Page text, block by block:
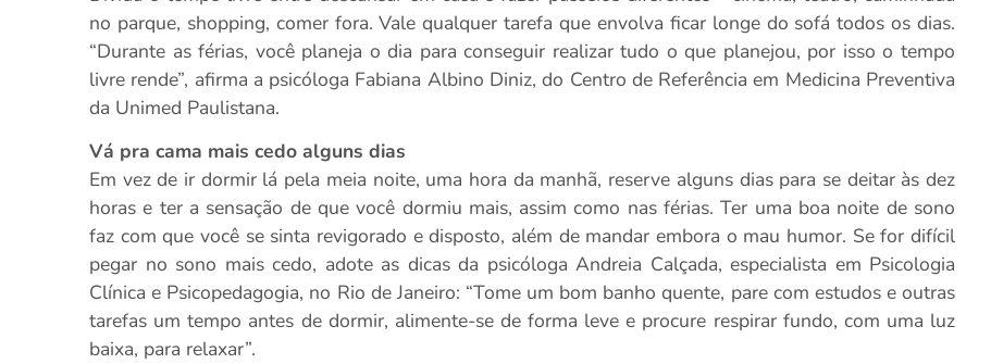
no parque, shopping, comer fora. Vale qualquer tarefa que envolva ficar longe do sofá todos os dias.
“Durante as férias, você planeja o dia para conseguir realizar tudo o que planejou, por isso o tempo
livre rende”, afirma a psicóloga Fabiana Albino Diniz, do Centro de Referência em Medicina Preventiva
da Unimed Paulistana.
Vá pra cama mais cedo alguns dias
Em vez de ir dormir lá pela meia noite, uma hora da manhã, reserve alguns dias para se deitar às dez
horas e ter a sensação de que você dormiu mais, assim como nas férias. Ter uma boa noite de sono
faz com que você se sinta revigorado e disposto, além de mandar embora o mau humor. Se for difícil
pegar no sono mais cedo, adote as dicas da psicóloga Andreia Calçada, especialista em Psicologia
Clínica e Psicopedagogia, no Rio de Janeiro: “Tome um bom banho quente, pare com estudos e outras
tarefas um tempo antes de dormir, alimente-se de forma leve e procure respirar fundo, com uma luz
baixa, para relaxar”.